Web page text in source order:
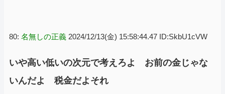
80: 名無しの正義 2024/12/13(金) 15:58:44.47 ID:SkbU1cVW
いや高い低いの次元で考えろよ お前の金じゃな
いんだよ 税金だよそれ